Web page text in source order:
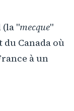
(la "mecque"
Canada où
à un